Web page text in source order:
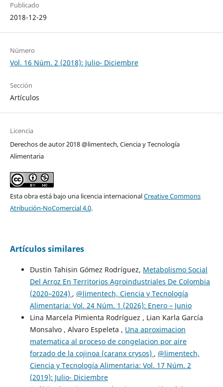
Publicado
2018-12-29
Número
Vol. 16 Núm. 2 (2018): Julio- Diciembre
Sección
Artículos
Licencia
Derechos de autor 2018 @limentech, Ciencia y Tecnología
Alimentaria
Esta obra está bajo una licencia internacionalCreative Commons
Atribución-NoComercial 4.0.
Artículos similares
Dustin Tahisin Gómez Rodríguez, Metabolismo Social
Del Arroz En Territorios Agroindustriales De Colombia
(2020–2024) , @limentech, Ciencia y Tecnología
Alimentaria: Vol. 24 Núm. 1 (2026): Enero – Junio
Lina Marcela Pimienta Rodríguez , Lian Karla García
Monsalvo , Alvaro Espeleta , Una aproximacion
matematica al proceso de congelacion por aire
forzado de la cojinoa (caranx crysos) , @limentech,
Ciencia y Tecnología Alimentaria: Vol. 17 Núm. 2
(2019): Julio- Diciembre